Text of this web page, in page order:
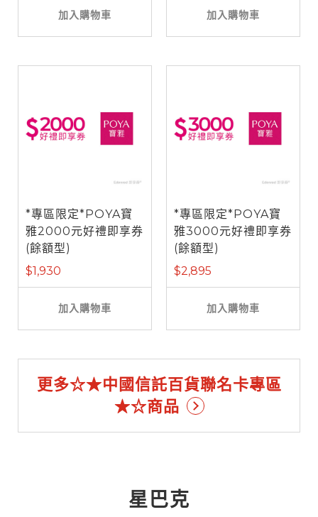
加入購物車 加入購物車
*專區限定*POYA寶
雅2000元好禮即享券
(餘額型)
$1,930
加入購物車
*專區限定*POYA寶
雅3000元好禮即享券
(餘額型)
$2,895
加入購物車
更多☆★中國信託百貨聯名卡專區
★☆商品
星巴克